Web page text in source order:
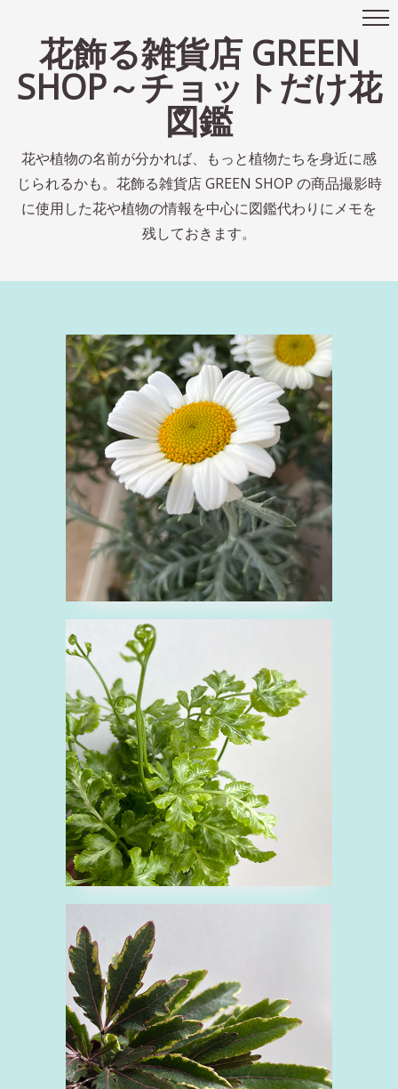
花飾る雑貨店 GREEN
SHOP～チョットだけ花
図鑑
花や植物の名前が分かれば、もっと植物たちを身近に感
じられるかも。花飾る雑貨店 GREEN SHOP の商品撮影時
に使用した花や植物の情報を中心に図鑑代わりにメモを
残しておきます。
■ローダンセマム
ろ
キク科 ピンク 白 花
■プテリス
ぷ
ワラビ科 緑 観葉植物
■ディジゴセカ エレ
ガンテシマ
で
ウコギ科 緑 観葉植物